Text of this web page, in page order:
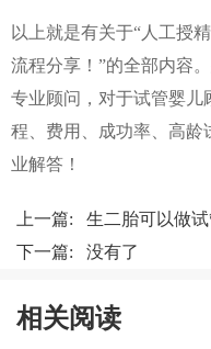
以上就是有关于“人工授
流程分享！”的全部内容
专业顾问，对于试管婴儿
程、费用、成功率、高龄
业解答！
上一篇: 生二胎可以做
下一篇: 没有了
相关阅读